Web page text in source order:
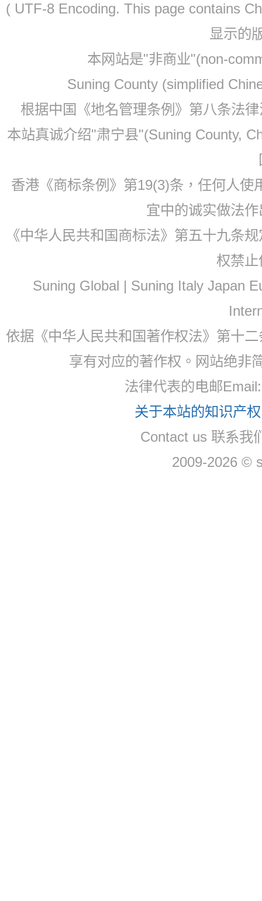
( UTF-8 Encoding. This page contains
显示的
本网站是"非商业"(non-
Suning County (simplified
根据中国《地名管理条例》第八条法
本站真诚介绍"肃宁县"(Suning County,
香港《商标条例》第19(3)条，任何人
宜中的诚实做法
《中华人民共和国商标法》第五十九条
权禁
Suning Global | Suning Italy Japan
依据《中华人民共和国著作权法》第十
享有对应的著作权。网站绝非
法律代表的电邮
关于本站的知识产
Contact us 联系我
2009-2026 ©